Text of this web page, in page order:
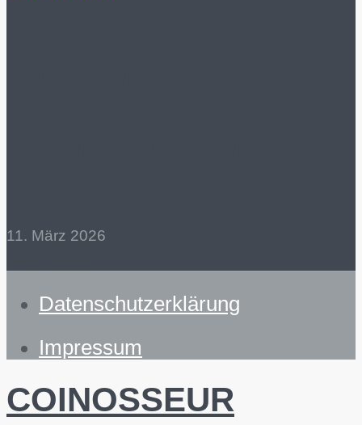
11. März 2026
Datenschutzerklärung
Impressum
COINOSSEUR